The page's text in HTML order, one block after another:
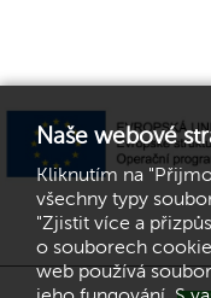
Naše webové
Kliknutím na
všechny typy
"Zjistit více a
o souborech
web používá